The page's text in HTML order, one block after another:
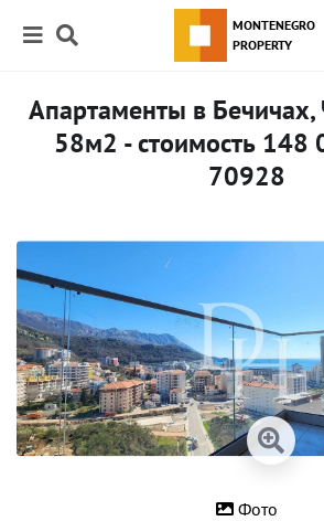
MONTENEGRO
PROPERTY
Апартаменты в Бечичах,
58м2 - стоимость 148
70928
Фото